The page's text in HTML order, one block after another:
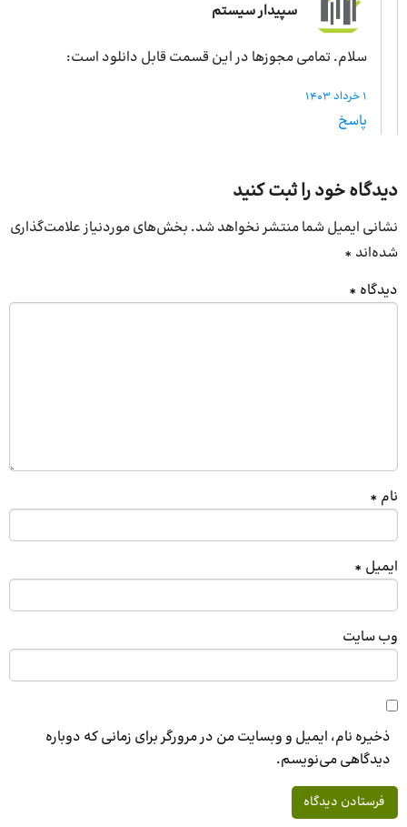
سپیدار سیستم
سلام. تمامی مجوزها در این قسمت قابل دانلود است:
1 خرداد 1403
پاسخ
دیدگاه خود را ثبت کنید
نشانی ایمیل شما منتشر نخواهد شد. بخش‌های موردنیاز علامت‌گذاری
شده‌اند *
دیدگاه *
نام *
ایمیل *
وب‌ سایت
ذخیره نام، ایمیل و وبسایت من در مرورگر برای زمانی که دوباره
دیدگاهی می‌نویسم.